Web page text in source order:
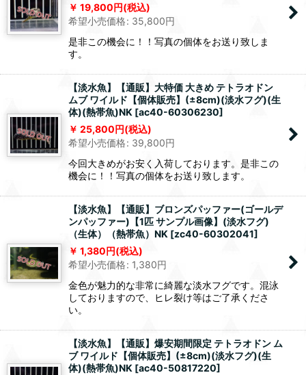
19,800円(税込)
希望小売価格: 35,800円
是非この機会に！！写真の個体をお送り致しま
す。
【淡水魚】【通販】大特価 大きめ テトラオドン
ムブ ワイルド【個体販売】(±8cm)(淡水フグ)(生
体)(熱帯魚)NK [ac40-60306230]
25,800円(税込)
希望小売価格: 39,800円
今回大きめがお安く入荷しております。是非この
機会に！！写真の個体をお送り致します。
【淡水魚】【通販】ブロンズパッファー(ゴールデ
ンパッファー)【1匹 サンプル画像】(淡水フグ)
（生体）（熱帯魚）NK [zc40-60302041]
1,380円(税込)
希望小売価格: 1,380円
金色が魅力的な非常に綺麗な淡水フグです。混泳
しておりますので、ヒレ裂け等はご了承くださ
い。
【淡水魚】【通販】爆安期間限定 テトラオドン ム
ブ ワイルド【個体販売】(±8cm)(淡水フグ)(生
体)(熱帯魚)NK [ac40-50817220]